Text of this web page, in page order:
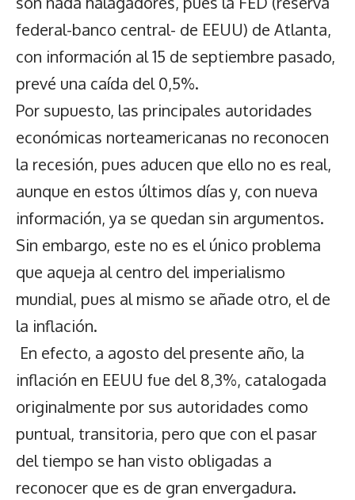
federal-banco central- de EEUU) de Atlanta,
con información al 15 de septiembre pasado,
prevé una caída del 0,5%.
Por supuesto, las principales autoridades
económicas norteamericanas no reconocen
la recesión, pues aducen que ello no es real,
aunque en estos últimos días y, con nueva
información, ya se quedan sin argumentos.
Sin embargo, este no es el único problema
que aqueja al centro del imperialismo
mundial, pues al mismo se añade otro, el de
la inflación.
En efecto, a agosto del presente año, la
inflación en EEUU fue del 8,3%, catalogada
originalmente por sus autoridades como
puntual, transitoria, pero que con el pasar
del tiempo se han visto obligadas a
reconocer que es de gran envergadura.